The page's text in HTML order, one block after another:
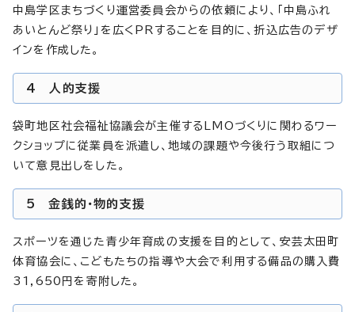
中島学区まちづくり運営委員会からの依頼により、「中島ふれ
あいとんど祭り」を広くPRすることを目的に、折込広告のデザ
インを作成した。
4 人的支援
袋町地区社会福祉協議会が主催するLMOづくりに関わるワー
クショップに従業員を派遣し、地域の課題や今後行う取組につ
いて意見出しをした。
5 金銭的・物的支援
スポーツを通じた青少年育成の支援を目的として、安芸太田町
体育協会に、こどもたちの指導や大会で利用する備品の購入費
31,650円を寄附した。